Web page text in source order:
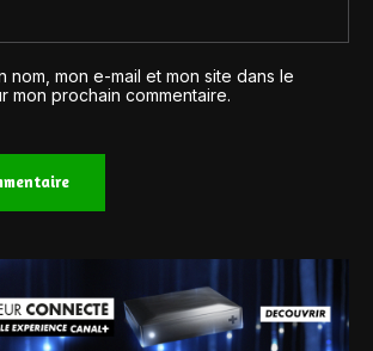
nom, mon e-mail et mon site dans le
mon prochain commentaire.